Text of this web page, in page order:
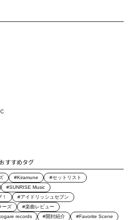
おすすめタグ
#Kiramune
#セットリスト
#SUNRISE Music
#アイドリッシュセブン
ーズ
#楽曲レビュー
records #開封紹介
#Favorite Scene